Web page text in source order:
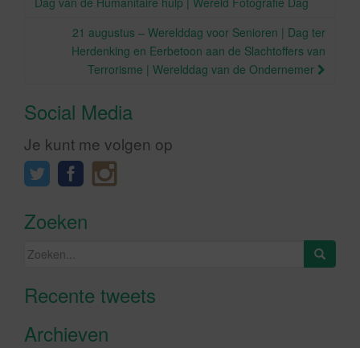
21 augustus – Werelddag voor Senioren | Dag ter
Herdenking en Eerbetoon aan de Slachtoffers van
Terrorisme | Werelddag van de Ondernemer
Social Media
Je kunt me volgen op
Zoeken
Zoeken
Recente tweetsKlik om marketing cookies te
Archieven